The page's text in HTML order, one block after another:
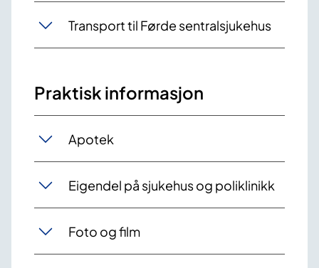
Transport til Førde sentralsjukehus
Praktisk informasjon
Apotek
Eigendel på sjukehus og poliklinikk
Foto og film